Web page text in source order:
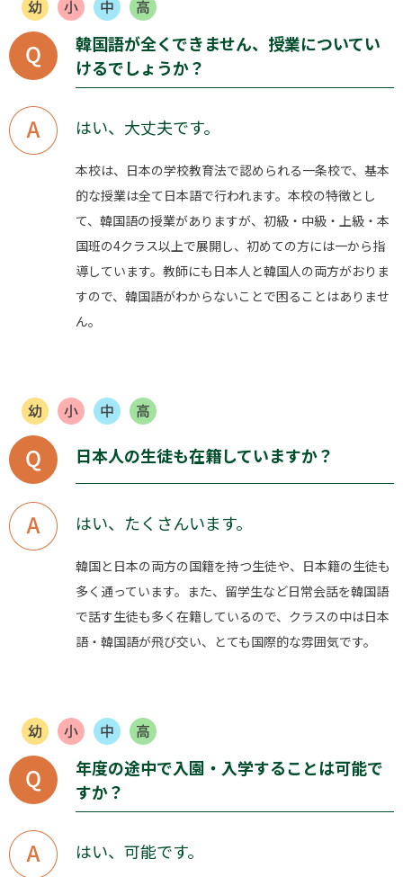
韓国語が全くできません、授業についてい
けるでしょうか？
はい、大丈夫です。
本校は、日本の学校教育法で認められる一条校で、基本
的な授業は全て日本語で行われます。本校の特徴とし
て、韓国語の授業がありますが、初級・中級・上級・本
国班の4クラス以上で展開し、初めての方には一から指
導しています。教師にも日本人と韓国人の両方がおりま
すので、韓国語がわからないことで困ることはありませ
ん。
日本人の生徒も在籍していますか？
はい、たくさんいます。
韓国と日本の両方の国籍を持つ生徒や、日本籍の生徒も
多く通っています。また、留学生など日常会話を韓国語
で話す生徒も多く在籍しているので、クラスの中は日本
語・韓国語が飛び交い、とても国際的な雰囲気です。
年度の途中で入園・入学することは可能で
すか？
はい、可能です。